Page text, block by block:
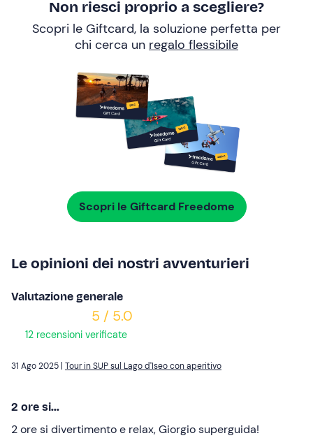
Non riesci proprio a scegliere?
Scopri le Giftcard, la soluzione perfetta per
chi cerca un regalo flessibile
Scopri le Giftcard Freedome
Le opinioni dei nostri avventurieri
Valutazione generale
5 / 5.0
12 recensioni verificate
31 Ago 2025 | Tour in SUP sul Lago d'Iseo con aperitivo
2 ore si...
2 ore si divertimento e relax, Giorgio superguida!